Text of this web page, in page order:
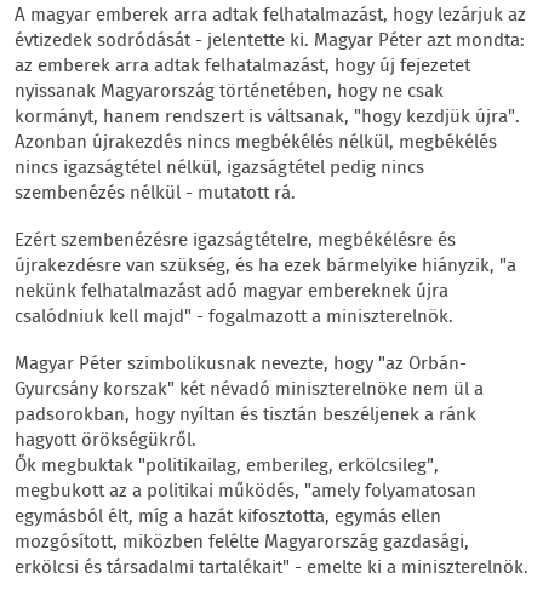
A magyar emberek arra adtak felhatalmazást, hogy lezárjuk az
évtizedek sodródását - jelentette ki. Magyar Péter azt mondta:
az emberek arra adtak felhatalmazást, hogy új fejezetet
nyissanak Magyarország történetében, hogy ne csak
kormányt, hanem rendszert is váltsanak, "hogy kezdjük újra".
Azonban újrakezdés nincs megbékélés nélkül, megbékélés
nincs igazságtétel nélkül, igazságtétel pedig nincs
szembenézés nélkül - mutatott rá.
Ezért szembenézésre igazságtételre, megbékélésre és
újrakezdésre van szükség, és ha ezek bármelyike hiányzik, "a
nekünk felhatalmazást adó magyar embereknek újra
csalódniuk kell majd" - fogalmazott a miniszterelnök.
Magyar Péter szimbolikusnak nevezte, hogy "az Orbán-
Gyurcsány korszak" két névadó miniszterelnöke nem ül a
padsorokban, hogy nyíltan és tisztán beszéljenek a ránk
hagyott örökségükről.
Ők megbuktak "politikailag, emberileg, erkölcsileg",
megbukott az a politikai működés, "amely folyamatosan
egymásból élt, míg a hazát kifosztotta, egymás ellen
mozgósított, miközben felélte Magyarország gazdasági,
erkölcsi és társadalmi tartalékait" - emelte ki a miniszterelnök.